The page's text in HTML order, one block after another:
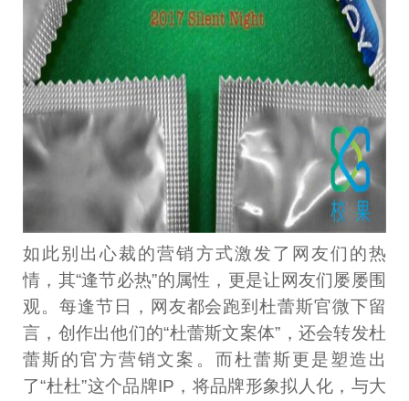
如此别出心裁的营销方式激发了网友们的热
情，其“逢节必热”的属性，更是让网友们屡屡围
观。每逢节日，网友都会跑到杜蕾斯官微下留
言，创作出他们的“杜蕾斯文案体”，还会转发杜
蕾斯的官方营销文案。而杜蕾斯更是塑造出
了“杜杜”这个品牌IP，将品牌形象拟人化，与大